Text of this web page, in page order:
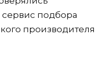
подбора
производителя